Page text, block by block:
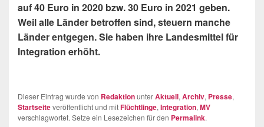
auf 40 Euro in 2020 bzw. 30 Euro in 2021 geben.
Weil alle Länder betroffen sind, steuern manche
Länder entgegen. Sie haben ihre Landesmittel für
Integration erhöht.
Dieser Eintrag wurde von RedaktionunterAktuell, Archiv, Presse,
Startseiteveröffentlicht und mitFlüchtlinge, Integration, MV
verschlagwortet. Setze ein Lesezeichen für den Permalink.